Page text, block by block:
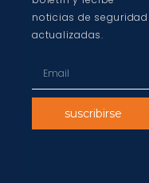
noticias de seguridad
actualizadas.
suscribirse